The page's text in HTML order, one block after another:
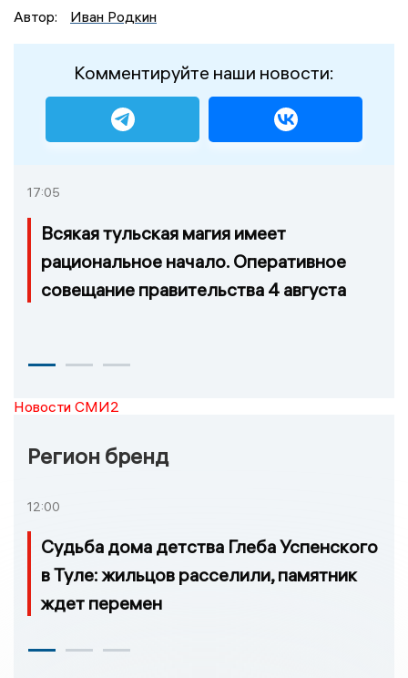
Автор:
Иван Родкин
Комментируйте наши новости:
17:05
Всякая тульская магия имеет
рациональное начало. Оперативное
совещание правительства 4 августа
Новости СМИ2
Регион бренд
12:00
Судьба дома детства Глеба Успенского
в Туле: жильцов расселили, памятник
ждет перемен